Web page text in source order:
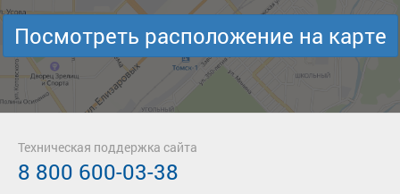
Посмотреть расположение на карте
Техническая поддержка сайта
8 800 600-03-38